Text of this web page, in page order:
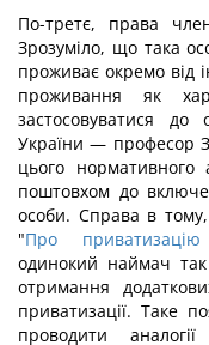
По-третє, права
Зрозуміло, що така
проживає окремо від
проживання як
застосовуватися
України — професор
цього
поштовхом до
особи. Справа в
"Про
одинокий наймач
отримання
приватизації. Таке
проводити